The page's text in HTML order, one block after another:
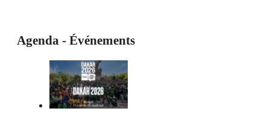
Agenda - Événements